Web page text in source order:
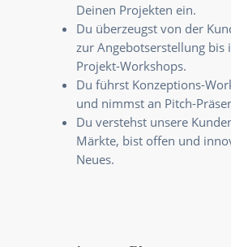
Deinen Projekten ein.
Du überzeugst von der
zur Angebotserstellung bis
Projekt-Workshops.
Du führst Konzeptions-
und nimmst an Pitch-
Du verstehst unsere
Märkte, bist offen und
Neues.